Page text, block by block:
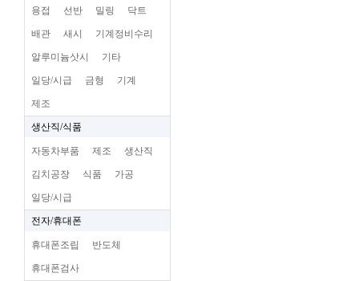
용접 선반 밀링 닥트
배관 새시 기계정비수리
알루미늄삿시 기타
일당/시급 금형 기계
제조
생산직/식품
자동차부품 제조 생산직
김치공장 식품 가공
일당/시급
전자/휴대폰
휴대폰조립 반도체
휴대폰검사